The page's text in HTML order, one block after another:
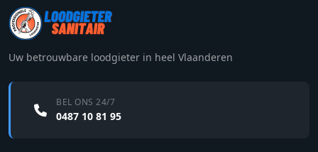
Uw betrouwbare loodgieter in heel Vlaanderen
BEL ONS 24/7
0487 10 81 95